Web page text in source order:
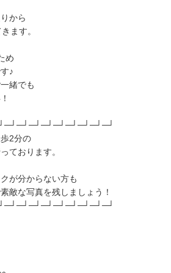
から
ます。
め
♪
緒でも
2分の
ております。
が分からない方も
敵な写真を残しましょう！